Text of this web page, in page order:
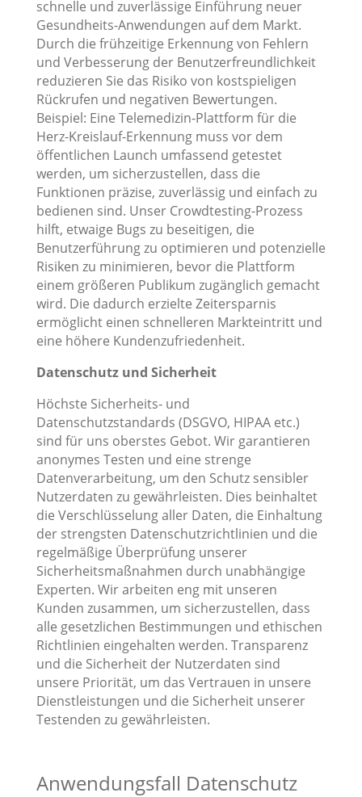
schnelle und zuverlässige Einführung neuer
Gesundheits-Anwendungen auf dem Markt.
Durch die frühzeitige Erkennung von Fehlern
und Verbesserung der Benutzerfreundlichkeit
reduzieren Sie das Risiko von kostspieligen
Rückrufen und negativen Bewertungen.
Beispiel: Eine Telemedizin-Plattform für die
Herz-Kreislauf-Erkennung muss vor dem
öffentlichen Launch umfassend getestet
werden, um sicherzustellen, dass die
Funktionen präzise, zuverlässig und einfach zu
bedienen sind. Unser Crowdtesting-Prozess
hilft, etwaige Bugs zu beseitigen, die
Benutzerführung zu optimieren und potenzielle
Risiken zu minimieren, bevor die Plattform
einem größeren Publikum zugänglich gemacht
wird. Die dadurch erzielte Zeitersparnis
ermöglicht einen schnelleren Markteintritt und
eine höhere Kundenzufriedenheit.
Datenschutz und Sicherheit
Höchste Sicherheits- und
Datenschutzstandards (DSGVO, HIPAA etc.)
sind für uns oberstes Gebot. Wir garantieren
anonymes Testen und eine strenge
Datenverarbeitung, um den Schutz sensibler
Nutzerdaten zu gewährleisten. Dies beinhaltet
die Verschlüsselung aller Daten, die Einhaltung
der strengsten Datenschutzrichtlinien und die
regelmäßige Überprüfung unserer
Sicherheitsmaßnahmen durch unabhängige
Experten. Wir arbeiten eng mit unseren
Kunden zusammen, um sicherzustellen, dass
alle gesetzlichen Bestimmungen und ethischen
Richtlinien eingehalten werden. Transparenz
und die Sicherheit der Nutzerdaten sind
unsere Priorität, um das Vertrauen in unsere
Dienstleistungen und die Sicherheit unserer
Testenden zu gewährleisten.
Anwendungsfall Datenschutz